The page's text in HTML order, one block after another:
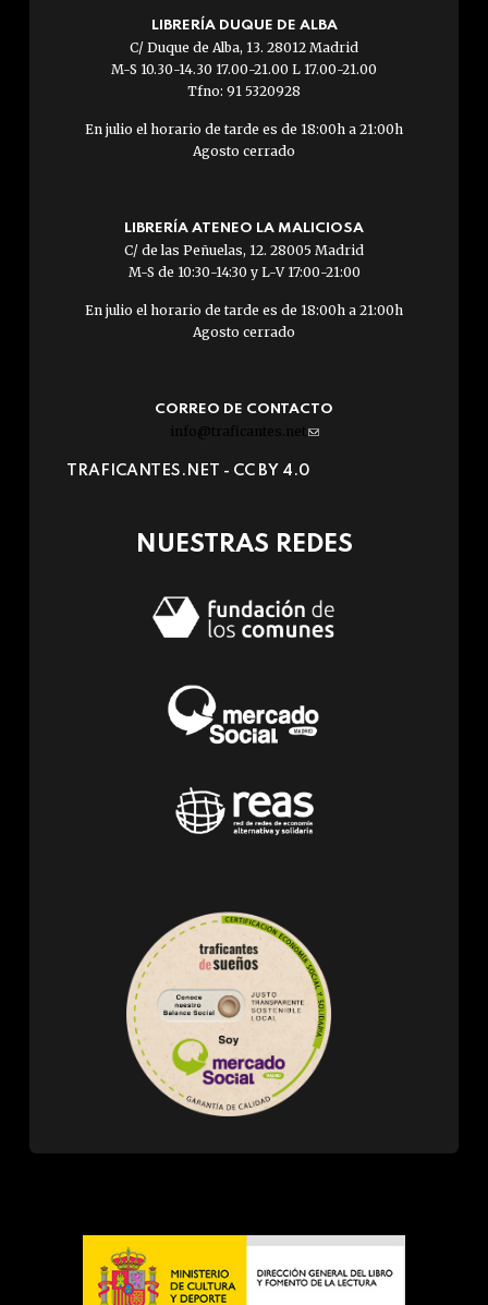
LIBRERÍA DUQUE DE ALBA
C/ Duque de Alba, 13. 28012 Madrid
M-S 10.30-14.30 17.00-21.00 L 17.00-21.00
Tfno: 91 5320928
En julio el horario de tarde es de 18:00h a 21:00h
Agosto cerrado
LIBRERÍA ATENEO LA MALICIOSA
C/ de las Peñuelas, 12. 28005 Madrid
M-S de 10:30-14:30 y L-V 17:00-21:00
En julio el horario de tarde es de 18:00h a 21:00h
Agosto cerrado
CORREO DE CONTACTO
info@traficantes.net (link
e-
TRAFICANTES.NET - CC BY 4.0
NUESTRAS REDES